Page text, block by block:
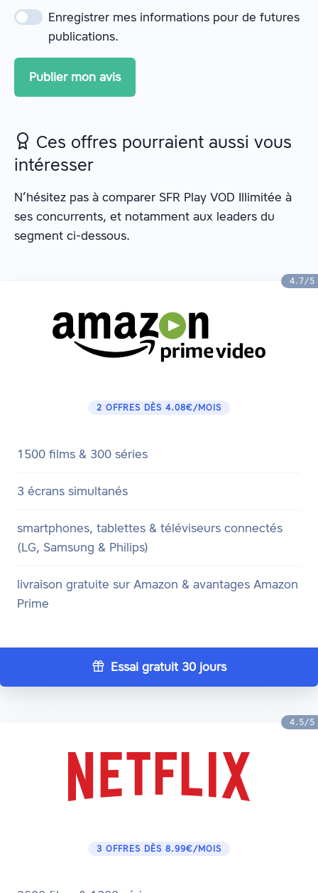
Enregistrer mes informations pour de futures
publications.
Ces offres pourraient aussi vous
intéresser
N’hésitez pas à comparer SFR Play VOD Illimitée à
ses concurrents, et notamment aux leaders du
segment ci-dessous.
4.7/5
2 OFFRES DÈS 4.08€/MOIS
1500 films & 300 séries
3 écrans simultanés
smartphones, tablettes & téléviseurs connectés
(LG, Samsung & Philips)
livraison gratuite sur Amazon & avantages Amazon
Prime
Essai gratuit 30 jours
4.5/5
3 OFFRES DÈS 8.99€/MOIS